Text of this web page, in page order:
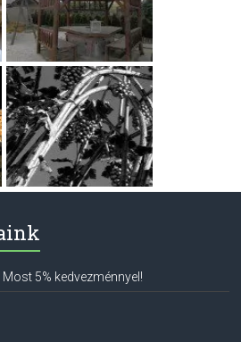
5% kedvezménnyel!